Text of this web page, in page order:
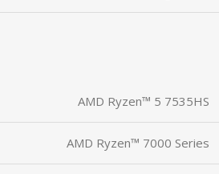
AMD Ryzen™ 5 7535HS
AMD Ryzen™ 7000 Series